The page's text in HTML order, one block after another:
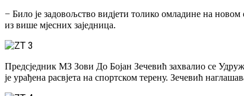
− Било је задовољство видјети толико омладине на
из више мјесних заједница.
Предсједник МЗ Зови До Бојан Зечевић захвалио се
је урађена расвјета на спортском терену. Зечевић